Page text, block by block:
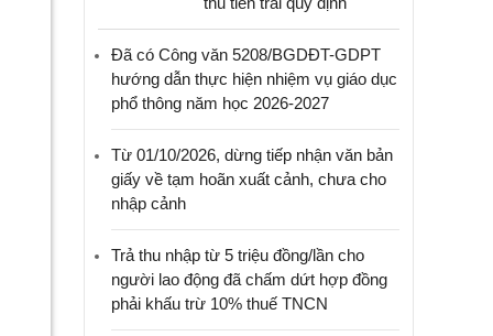
Đã có Công văn 5208/BGDĐT-GDPT
hướng dẫn thực hiện nhiệm vụ giáo dục
phổ thông năm học 2026-2027
Từ 01/10/2026, dừng tiếp nhận văn bản
giấy về tạm hoãn xuất cảnh, chưa cho
nhập cảnh
Trả thu nhập từ 5 triệu đồng/lần cho
người lao động đã chấm dứt hợp đồng
phải khấu trừ 10% thuế TNCN